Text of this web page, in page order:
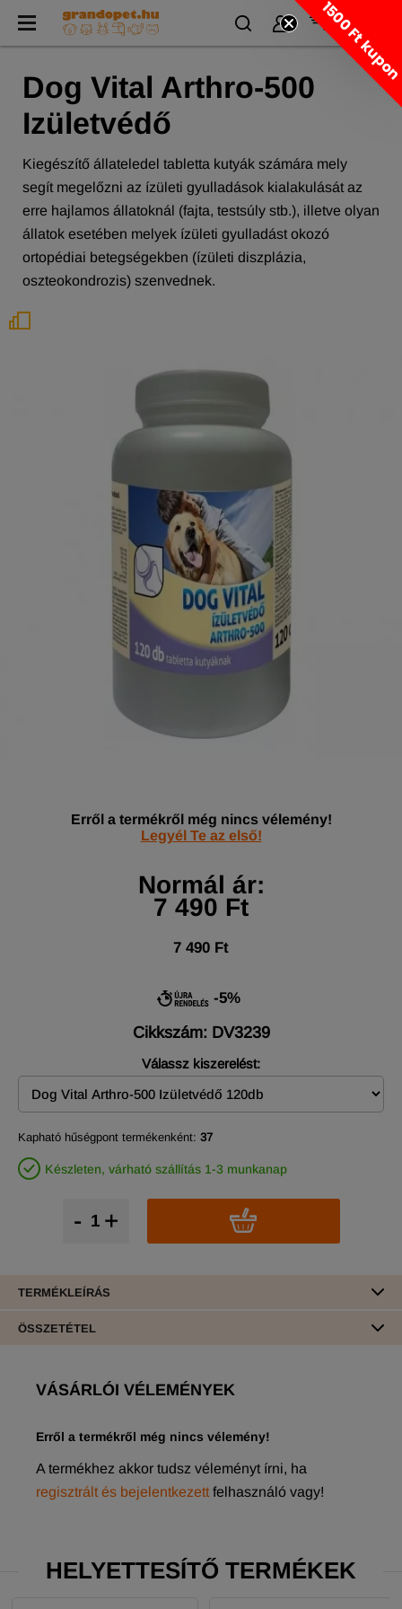
Dog Vital Arthro-500
Izületvédő
Kiegészítő állateledel tabletta kutyák számára mely
segít megelőzni az ízületi gyulladások kialakulását az
erre hajlamos állatoknál (fajta, testsúly stb.), illetve olyan
állatok esetében melyek ízületi gyulladást okozó
ortopédiai betegségekben (ízületi diszplázia,
oszteokondrozis) szenvednek.
Erről a termékről még nincs vélemény!
Legyél Te az első!
Normál ár:
7 490 Ft
7 490 Ft
-5%
Cikkszám: DV3239
Válassz kiszerelést:
Kapható hűségpont termékenként: 37
Készleten, várható szállítás 1-3 munkanap
+
-
TERMÉKLEÍRÁS
ÖSSZETÉTEL
VÁSÁRLÓI VÉLEMÉNYEK
Erről a termékről még nincs vélemény!
A termékhez akkor tudsz véleményt írni, ha
regisztrált és bejelentkezett felhasználó vagy!
HELYETTESÍTŐ TERMÉKEK
1500 Ft